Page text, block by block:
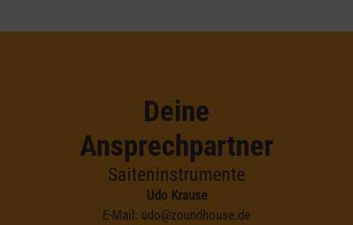
Deine
Ansprechpartner
Saiteninstrumente
Udo Krause
E-Mail: udo@zoundhouse.de